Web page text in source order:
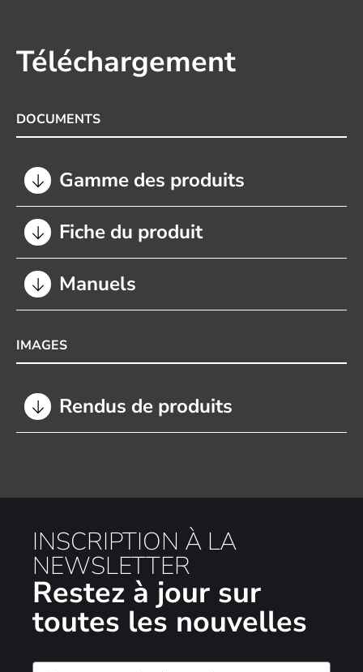
Téléchargement
DOCUMENTS
Gamme des produits
Fiche du produit
Manuels
IMAGES
Rendus de produits
INSCRIPTION À LA
NEWSLETTER
Restez à jour sur
toutes les nouvelles